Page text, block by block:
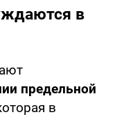
в
предельной
в